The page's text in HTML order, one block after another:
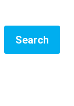
Search